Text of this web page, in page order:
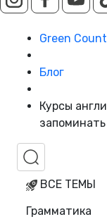
Green
Блог
Курсы
ВСЕ ТЕМЫ
Грамматика